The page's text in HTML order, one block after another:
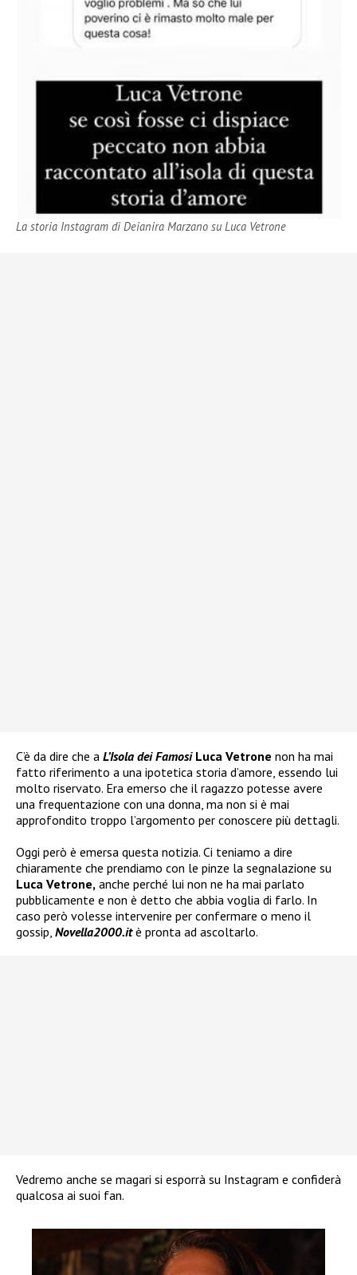
La storia Instagram di Deianira Marzano su Luca Vetrone
C’è da dire che a L’Isola dei Famosi Luca Vetrone non ha mai
fatto riferimento a una ipotetica storia d’amore, essendo lui
molto riservato. Era emerso che il ragazzo potesse avere
una frequentazione con una donna, ma non si è mai
approfondito troppo l’argomento per conoscere più dettagli.
Oggi però è emersa questa notizia. Ci teniamo a dire
chiaramente che prendiamo con le pinze la segnalazione su
Luca Vetrone, anche perché lui non ne ha mai parlato
pubblicamente e non è detto che abbia voglia di farlo. In
caso però volesse intervenire per confermare o meno il
gossip, Novella2000.itè pronta ad ascoltarlo.
Vedremo anche se magari si esporrà su Instagram e confiderà
qualcosa ai suoi fan.